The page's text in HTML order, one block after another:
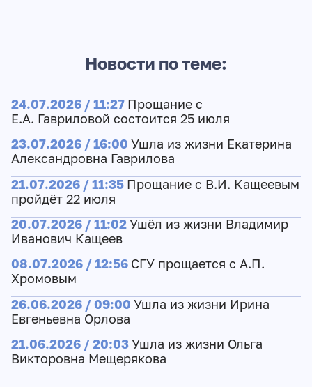
Новости по теме:
24.07.2026 / 11:27 Прощание с
Е.А. Гавриловой состоится 25 июля
23.07.2026 / 16:00 Ушла из жизни Екатерина
Александровна Гаврилова
21.07.2026 / 11:35 Прощание с В.И. Кащеевым
пройдёт 22 июля
20.07.2026 / 11:02Ушёл из жизни Владимир
Иванович Кащеев
08.07.2026 / 12:56 СГУ прощается с А.П.
Хромовым
26.06.2026 / 09:00 Ушла из жизни Ирина
Евгеньевна Орлова
21.06.2026 / 20:03Ушла из жизни Ольга
Викторовна Мещерякова